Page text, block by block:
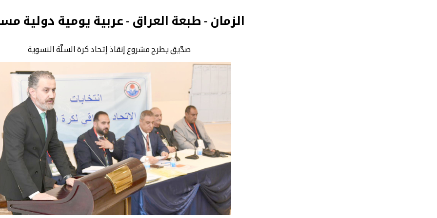
الزمان - طبعة العراق - عربية يومية دولية
صدّيق يطرح مشروع إنقاذ إتحاد كرة السلّة النسوية